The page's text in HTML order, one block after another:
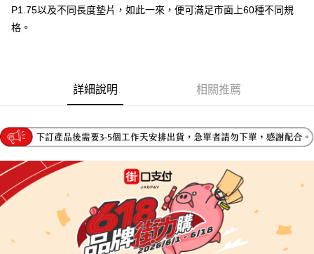
4.訂單成立30分鐘內，如未前往確認交易或遇審核未通過，訂單將自動取
消。如遇「轉專審核」未通過狀況，表示未達大哥付你分期系統評分，恕無
2.透過簡訊連結打開帳單後，可選擇「超商條碼／台灣大直營門市／銀行轉
帳／街口支付／iPASS MONEY」等通路繳費。
【注意事項】
1.本服務係由「台灣大哥大股份有限公司」（以下簡稱本公司）所提供，讓
買賣價金債權讓與本公司後，依約使用本公司帳單繳交帳款。
2.基於同意付款使用「大哥付你分期」之契約關係目的，商店將以您的個人
資料（包含姓名、電話或地址）提供予台灣大哥大進項蒐集、處理及利用，
由本公司與您本人進行分期帳單所需資料之確認、核對及更正。
3.完整用戶服務條款，請詳閱以下連結：https://oppay.tw/userRule
便利好安心！
２．便利：只要手機號碼，簡訊認證，即可結帳。
１．於結帳方式選擇「AFTEE先享後付」後，將跳轉至「AFTEE先享後付」
結帳頁面，進行簡訊認證並確認金額後，即可完成結帳。
２．訂單成立數日內，您將收到繳費通知簡訊。
ATM／網路銀行／等多元方式進行付款，方視為交易完成。
※ 請注意：結帳手續完成當下不需立刻繳費，但若您需要取消訂單，請聯絡
購買商品的店家。未經商家同意取消之訂單仍視為有效，需透過AFTEE先享
後付繳納相關費用。
※ 交易是否成功請以「AFTEE先享後付 」之結帳頁面顯示為準，若有關於
是否繳費成功／繳費後需取消欲退款等相關疑問，請聯繫「AFTEE先享後付
客戶支援中心」
https://netprotections.freshdesk.com/support/home
【注意事項】
１．透過由恩沛科技股份有限公司提供之「AFTEE先享後付」服務完成之交
運送方式
P1.75以及不同長度墊片，如此一來，便可滿足市面上60種不同規
格。
詳細說明 相關推薦